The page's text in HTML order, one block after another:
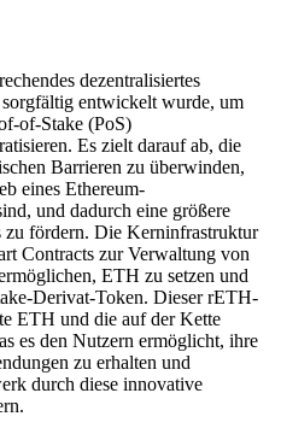
dezentralisiertes
entwickelt wurde, um
of-Stake (PoS)
Es zielt darauf ab, die
Barrieren zu überwinden,
eines Ethereum-
und dadurch eine größere
zu fördern. Die Kerninfrastruktur
Contracts zur Verwaltung von
ETH zu setzen und
Derivat-Token. Dieser rETH-
ETH und die auf der Kette
es den Nutzern ermöglicht, ihre
zu erhalten und
durch diese innovative